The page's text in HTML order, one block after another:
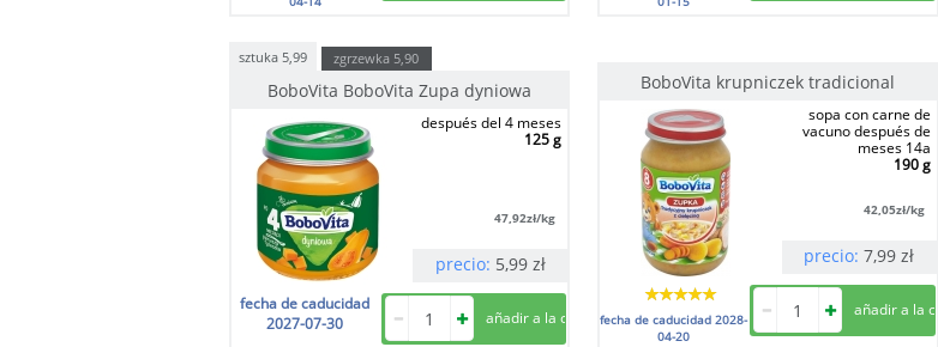
sztuka 5,99 zgrzewka 5,90
BoboVita BoboVita Zupa dyniowa
después del 4 meses
125 g
47,92zł/kg
precio: 5,99 zł
fecha de caducidad
2027-07-30
BoboVita krupniczek tradicional
sopa con carne de
vacuno después de
meses 14a
190 g
42,05zł/kg
precio:7,99 zł
fecha de caducidad2028-
04-20